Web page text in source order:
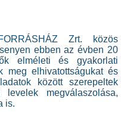
Zrt. közös
ebben az évben 20
elméleti és gyakorlati
meg elhivatottságukat és
között szerepeltek
megválaszolása,
is.